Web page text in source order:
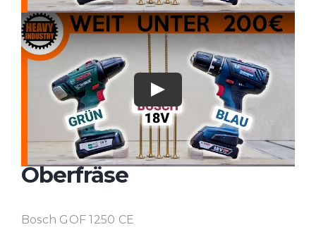
Oberfräse
Bosch GOF 1250 CE